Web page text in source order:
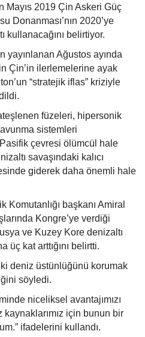
Mayıs 2019 Çin Askeri Güç
Donanması’nın 2020’ye
kullanacağını belirtiyor.
yayınlanan Ağustos ayında
Çin’in ilerlemelerine ayak
“stratejik iflas” kriziyle
füzeleri, hipersonik
sistemleri
çevresi ölümcül hale
savaşındaki kalıcı
giderek daha önemli hale
başkanı Amiral
Kongre’ye verdiği
ve Kuzey Kore denizaltı
üç kat arttığını belirtti.
deniz üstünlüğünü korumak
söyledi.
niceliksel avantajımızı
için bunun bir
ifadelerini kullandı.